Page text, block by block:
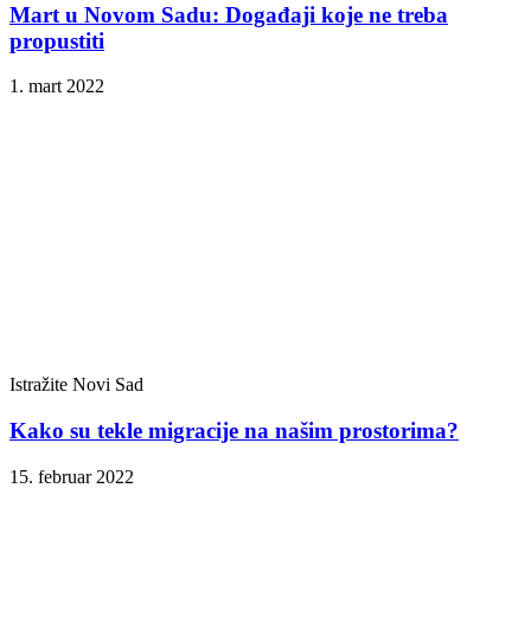
Mart u Novom Sadu: Događaji koje ne treba
propustiti
1. mart 2022
Istražite Novi Sad
Kako su tekle migracije na našim prostorima?
15. februar 2022